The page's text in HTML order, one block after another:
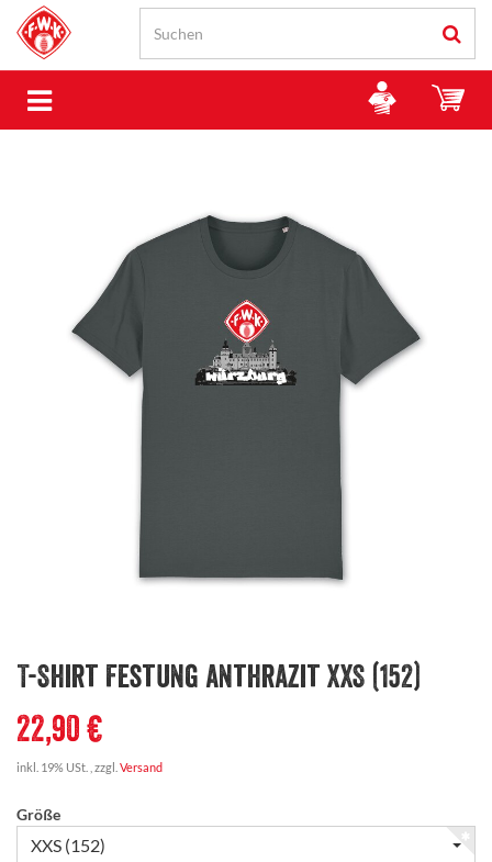
T-Shirt Festung anthrazit XXS (152)
22,90 €
inkl. 19% USt. , zzgl. Versand
Größe
XXS (152)